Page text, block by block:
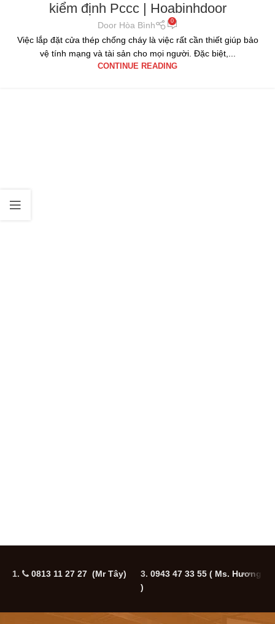
kiểm định Pccc | Hoabinhdoor
Door Hòa Bình 0
Việc lắp đặt cửa thép chống cháy là việc rất cần thiết giúp bảo
vệ tính mạng và tài sản cho mọi người. Đặc biệt,...
CONTINUE READING
1. 0813 11 27 27 (Mr Tây) 3. 0943 47 33 55 ( Ms. Hương
)